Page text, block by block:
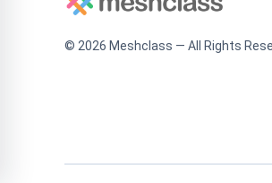
© 2026 Meshclass — All Rights